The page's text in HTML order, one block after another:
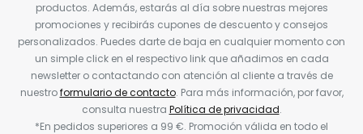
productos. Además, estarás al día sobre nuestras mejores
promociones y recibirás cupones de descuento y consejos
personalizados. Puedes darte de baja en cualquier momento con
un simple click en el respectivo link que añadimos en cada
newsletter o contactando con atención al cliente a través de
nuestroformulario de contacto. Para más información, por favor,
consulta nuestra Política de privacidad.
*En pedidos superiores a 99 €. Promoción válida en todo el